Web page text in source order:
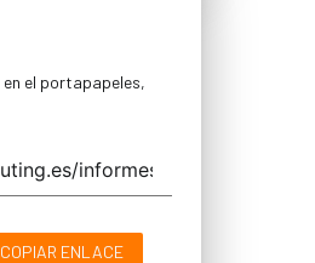
en el portapapeles,
COPIAR ENLACE